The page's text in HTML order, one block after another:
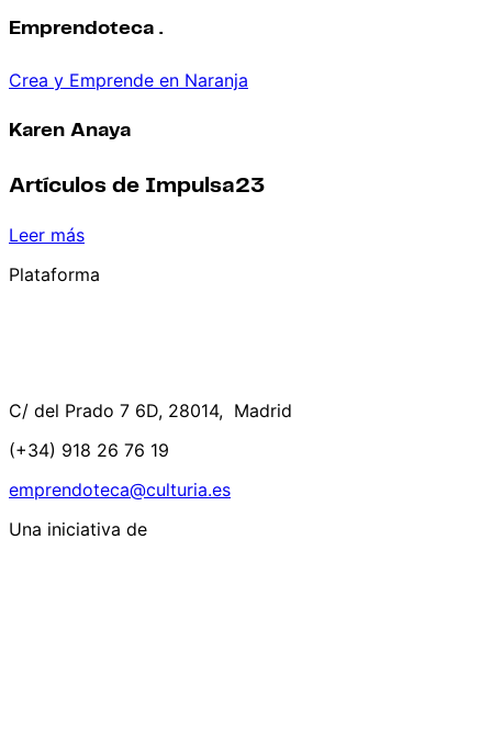
Emprendoteca .
Crea y Emprende en Naranja
Karen Anaya
Artículos de Impulsa23
Leer más
Plataforma
C/ del Prado 7 6D, 28014, Madrid
(+34) 918 26 76 19
emprendoteca@culturia.es
Una iniciativa de